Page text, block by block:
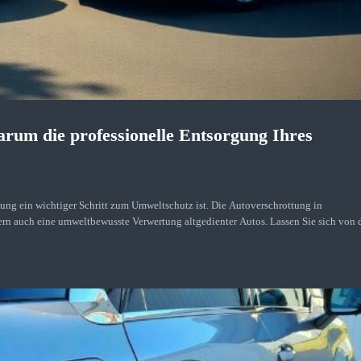
die professionelle Entsorgung Ihres
ein wichtiger Schritt zum Umweltschutz ist. Die Autoverschrottung in
auch eine umweltbewusste Verwertung altgedienter Autos. Lassen Sie sich von